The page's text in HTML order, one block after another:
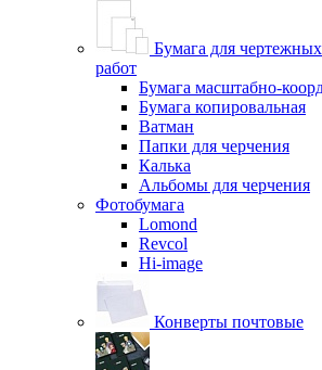
Бумага для
работ
Бумага масштабно-
Бумага копировальная
Ватман
Папки для черчения
Калька
Альбомы для черчения
Фотобумага
Lomond
Revcol
Hi-image
Конверты почтовые